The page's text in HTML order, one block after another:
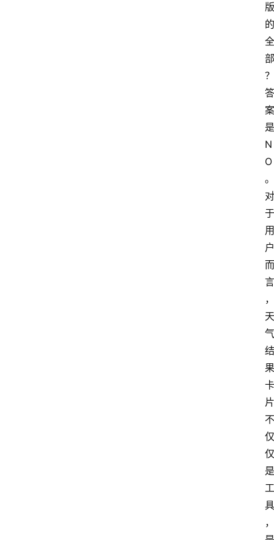
版
的
全
部
？
答
案
是
N
O
。
对
于
用
户
而
言
，
天
气
结
果
卡
片
不
仅
仅
是
工
具
，